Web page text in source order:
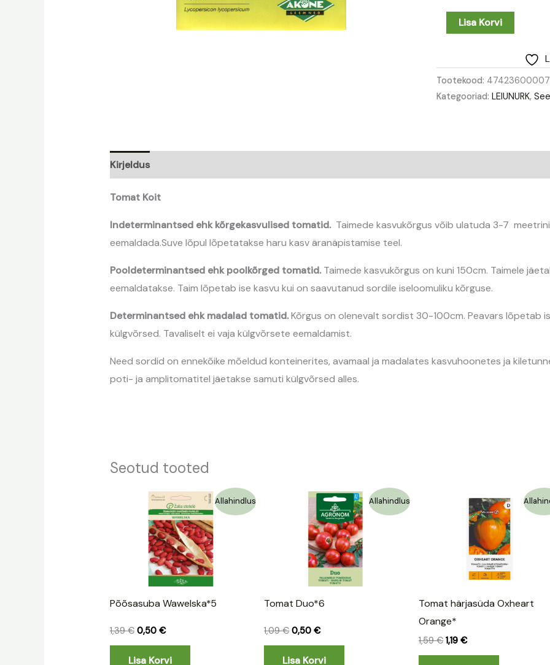
Lisa Korvi
Tootekood:
Kategooriad:LEIUNURK,
Kirjeldus
Tomat Koit
Indeterminantsed ehk kõrgekasvulised tomatid.Taimede kasvukõrgus võib ulatuda 3-7
eemaldada.Suve lõpul lõpetatakse haru kasv äranäpistamise teel.
Pooldeterminantsed ehk poolkõrged tomatid.Taimede kasvukõrgus on kuni 150cm. Taimele
eemaldatakse. Taim lõpetab ise kasvu kui on saavutanud sordile iseloomuliku kõrguse.
Determinantsed ehk madalad tomatid.Kõrgus on olenevalt sordist 30-100cm. Peavars lõpetab
külgvõrsed. Tavaliselt ei vaja külgvõrsete eemaldamist.
Need sordid on ennekõike mõeldud konteinerites, avamaal ja madalates kasvuhoonetes ja
poti- ja amplitomatitel jäetakse samuti külgvõrsed alles.
Seotud tooted
Allahindlus
Põõsasuba Wawelska*5
1,39€
Algne
hind
1,39 €.
0,50 €
Praegune
hind
on:
0,50 €.
Lisa Korvi
Allahindlus
Tomat Duo*6
1,09€
Algne
hind
1,09 €.
0,50€
Praegune
hind
on:
0,50 €.
Lisa Korvi
Tomat härjasüda Oxheart
Orange*
1,59€
1,59 €.
1,19 €
Praegune
hind
on:
1,19 €.